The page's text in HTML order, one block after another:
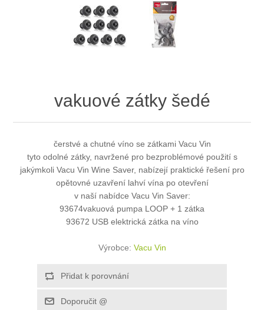
vakuové zátky šedé
čerstvé a chutné víno se zátkami Vacu Vin
tyto odolné zátky, navržené pro bezproblémové použití s
jakýmkoli Vacu Vin Wine Saver, nabízejí praktické řešení pro
opětovné uzavření lahví vína po otevření
v naší nabídce Vacu Vin Saver:
93674vakuová pumpa LOOP + 1 zátka
93672 USB elektrická zátka na víno
Výrobce: Vacu Vin